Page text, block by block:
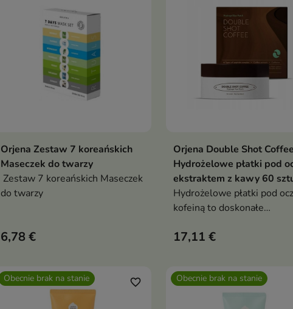
Pokaż szczegóły
Orjena Zestaw 7 koreańskich
Maseczek do twarzy
Zestaw 7 koreańskich Maseczek
do twarzy
6,78 €
Pokaż szczegóły
Orjena Double Shot Coffee
Hydrożelowe płatki pod
ekstraktem z kawy 60
Hydrożelowe płatki pod
kofeiną to doskonałe
pragną skutecznie zadbać o
17,11 €
Obecnie brak na stanie favorite_border Obecnie brak na stanie